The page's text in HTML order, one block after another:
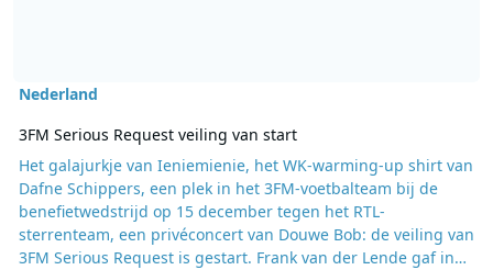
Nederland
3FM Serious Request veiling van start
Het galajurkje van Ieniemienie, het WK-warming-up shirt van
Dafne Schippers, een plek in het 3FM-voetbalteam bij de
benefietwedstrijd op 15 december tegen het RTL-
sterrenteam, een privéconcert van Douwe Bob: de veiling van
3FM Serious Request is gestart. Frank van der Lende gaf in